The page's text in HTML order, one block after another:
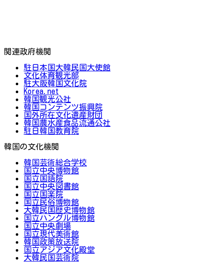
関連政府機関
駐日本国大韓民国大使館
文化体育観光部
駐大阪韓国文化院
Korea.net
韓国観光公社
韓国コンテンツ振興院
国外所在文化遺産財団
韓国農水産食品流通公社
駐日韓国教育院
韓国の文化機関
韓国芸術総合学校
国立中央博物館
国立国語院
国立中央図書館
国立国楽院
国立民俗博物館
大韓民国歴史博物館
国立ハングル博物館
国立中央劇場
国立現代美術館
韓国政策放送院
国立アジア文化殿堂
大韓民国芸術院